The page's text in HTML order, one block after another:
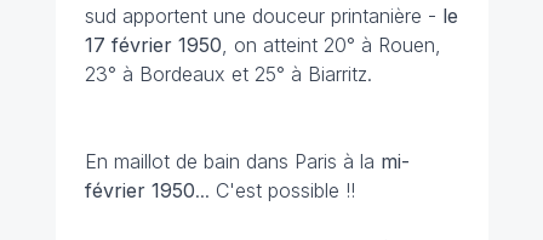
sud apportent une douceur printanière - le
17 février 1950, on atteint 20° à Rouen,
23° à Bordeaux et 25° à Biarritz.
En maillot de bain dans Paris à la mi-
février 1950... C'est possible !!